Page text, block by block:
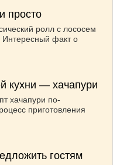
просто
ролл с лососем
Интересный факт о
кухни — хачапури
хачапури по-
приготовления
гостям